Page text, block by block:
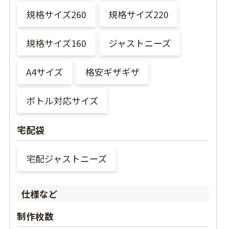
規格サイズ260 規格サイズ220
規格サイズ160 ジャストニーズ
A4サイズ 格安ギザギザ
ボトル対応サイズ
宅配袋
宅配ジャストニーズ
仕様など
制作枚数